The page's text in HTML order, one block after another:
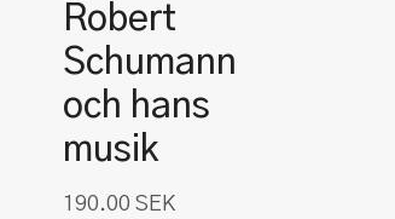
Robert
Schumann
och hans
musik
190.00SEK